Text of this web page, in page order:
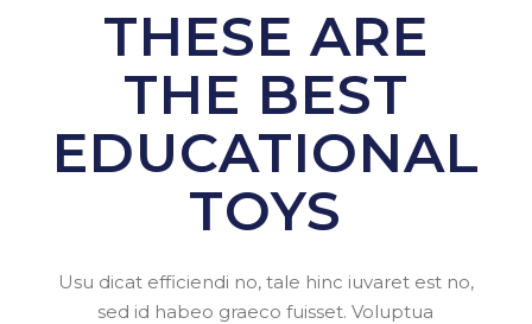
THESE ARE
THE BEST
EDUCATIONAL
TOYS
Usu dicat efficiendi no, tale hinc iuvaret est no,
sed id habeo graeco fuisset. Voluptua